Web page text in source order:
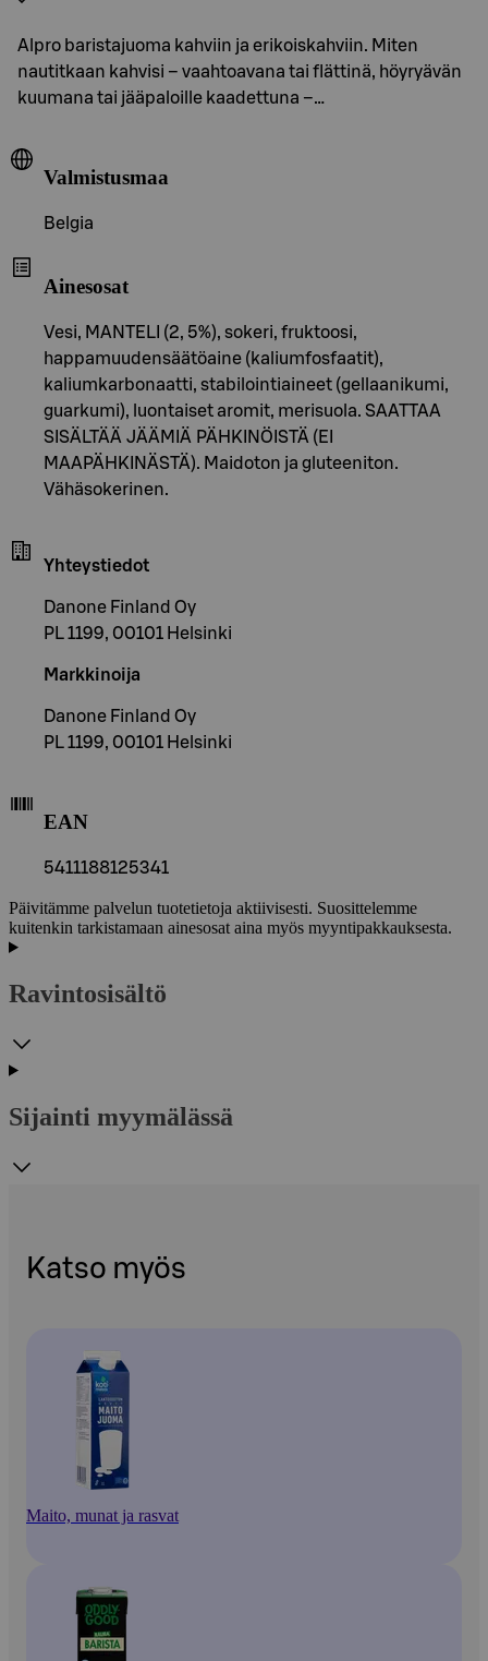
Alpro baristajuoma kahviin ja erikoiskahviin. Miten
nautitkaan kahvisi – vaahtoavana tai flättinä, höyryävän
kuumana tai jääpaloille kaadettuna –…
Valmistusmaa
Belgia
Ainesosat
Vesi, MANTELI (2, 5%), sokeri, fruktoosi,
happamuudensäätöaine (kaliumfosfaatit),
kaliumkarbonaatti, stabilointiaineet (gellaanikumi,
guarkumi), luontaiset aromit, merisuola. SAATTAA
SISÄLTÄÄ JÄÄMIÄ PÄHKINÖISTÄ (EI
MAAPÄHKINÄSTÄ). Maidoton ja gluteeniton.
Vähäsokerinen.
Yhteystiedot
Danone Finland Oy
PL 1199, 00101 Helsinki
Markkinoija
Danone Finland Oy
PL 1199, 00101 Helsinki
EAN
5411188125341
Päivitämme palvelun tuotetietoja aktiivisesti. Suosittelemme
kuitenkin tarkistamaan ainesosat aina myös myyntipakkauksesta.
Ravintosisältö
Sijainti myymälässä
Katso myös
Maito, munat ja rasvat